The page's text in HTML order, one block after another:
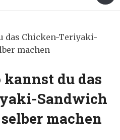
du das
Sandwich
machen